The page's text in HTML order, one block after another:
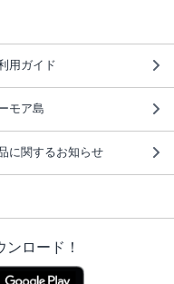
用ガイド
モア島
に関するお知らせ
ロード！